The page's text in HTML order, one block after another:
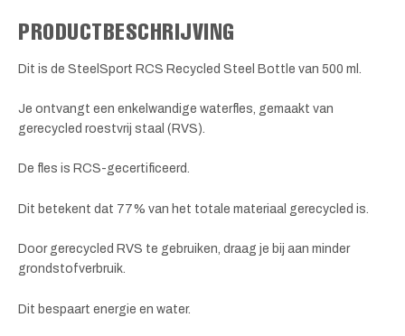
PRODUCTBESCHRIJVING
Dit is de SteelSport RCS Recycled Steel Bottle van 500 ml.
Je ontvangt een enkelwandige waterfles, gemaakt van
gerecycled roestvrij staal (RVS).
De fles is RCS-gecertificeerd.
Dit betekent dat 77% van het totale materiaal gerecycled is.
Door gerecycled RVS te gebruiken, draag je bij aan minder
grondstofverbruik.
Dit bespaart energie en water.